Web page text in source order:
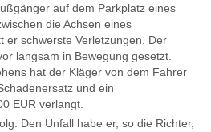
auf dem Parkplatz eines
die Achsen eines
er schwerste Verletzungen. Der
langsam in Bewegung gesetzt.
hat der Kläger von dem Fahrer
und ein
EUR verlangt.
Den Unfall habe er, so die Richter,